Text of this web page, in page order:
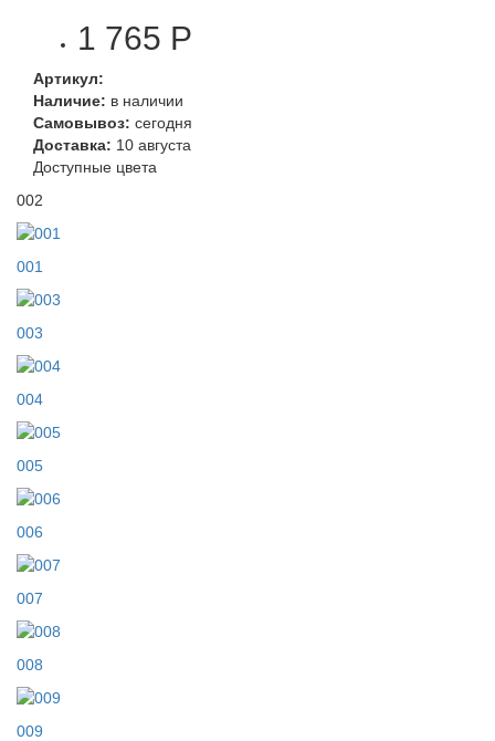
1 765 Р
Артикул:
Наличие: в наличии
Самовывоз: сегодня
Доставка: 10 августа
Доступные цвета
002
001
003
004
005
006
007
008
009